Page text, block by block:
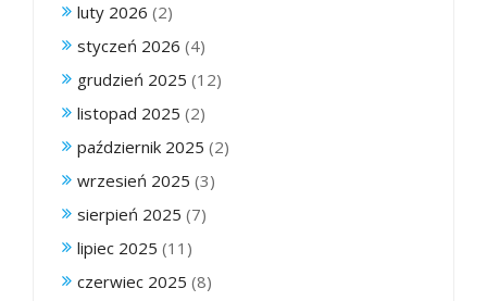
luty 2026 (2)
styczeń 2026 (4)
grudzień 2025 (12)
listopad 2025 (2)
październik 2025 (2)
wrzesień 2025 (3)
sierpień 2025 (7)
lipiec 2025 (11)
czerwiec 2025 (8)